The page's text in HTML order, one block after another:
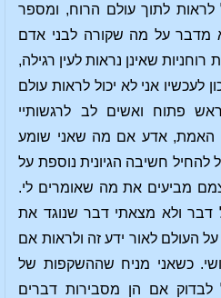
לראות לתוך עולם הרוח, ומספר
מדבר על מה שקורה לבני אדם
רוחניות שאינן נראות לעין רגילה,
לעכשיו אני לא יכול לראות עולם
פתוח ואשים לב לרגשותיי
האמת, אדע אם מה שאני שומע
להחיל חשיבה הגיונית נוספת על
מביעים את מה שאומרים לי.
דבר ולא מצאתי דבר שנוגד את
העולם לאור ידע זה ולראות אם
כשאני מניח שההשקפות של
לבדוק אם הן מסבירות דברים